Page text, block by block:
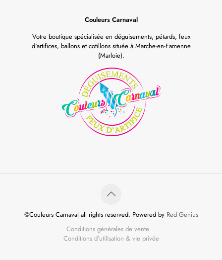
Couleurs Carnaval
Votre boutique spécialisée en déguisements, pétards, feux
d'artifices, ballons et cotillons située à Marche-en-Famenne
(Marloie).
©Couleurs Carnaval all rights reserved. Powered by Red Genius
Conditions générales de vente
Conditions d’utilisation & vie privée